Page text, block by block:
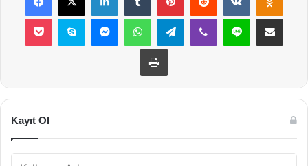
Pocket Skype MessengerWhatsAppTelegramViber Line E-Posta ile
Yazdır
Kayıt Ol